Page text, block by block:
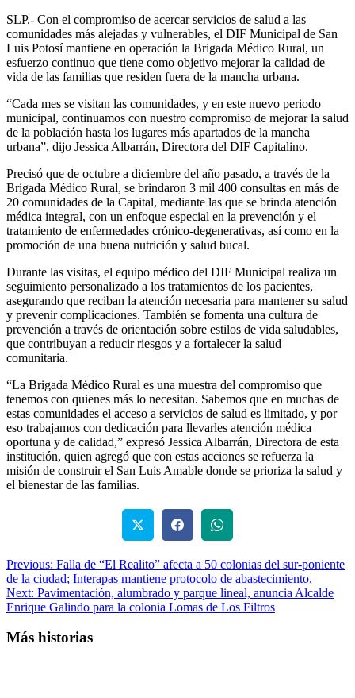
SLP.- Con el compromiso de acercar servicios de salud a las
comunidades más alejadas y vulnerables, el DIF Municipal de San
Luis Potosí mantiene en operación la Brigada Médico Rural, un
esfuerzo continuo que tiene como objetivo mejorar la calidad de
vida de las familias que residen fuera de la mancha urbana.
“Cada mes se visitan las comunidades, y en este nuevo periodo
municipal, continuamos con nuestro compromiso de mejorar la salud
de la población hasta los lugares más apartados de la mancha
urbana”, dijo Jessica Albarrán, Directora del DIF Capitalino.
Precisó que de octubre a diciembre del año pasado, a través de la
Brigada Médico Rural, se brindaron 3 mil 400 consultas en más de
20 comunidades de la Capital, mediante las que se brinda atención
médica integral, con un enfoque especial en la prevención y el
tratamiento de enfermedades crónico-degenerativas, así como en la
promoción de una buena nutrición y salud bucal.
Durante las visitas, el equipo médico del DIF Municipal realiza un
seguimiento personalizado a los tratamientos de los pacientes,
asegurando que reciban la atención necesaria para mantener su salud
y prevenir complicaciones. También se fomenta una cultura de
prevención a través de orientación sobre estilos de vida saludables,
que contribuyan a reducir riesgos y a fortalecer la salud
comunitaria.
“La Brigada Médico Rural es una muestra del compromiso que
tenemos con quienes más lo necesitan. Sabemos que en muchas de
estas comunidades el acceso a servicios de salud es limitado, y por
eso trabajamos con dedicación para llevarles atención médica
oportuna y de calidad,” expresó Jessica Albarrán, Directora de esta
institución, quien agregó que con estas acciones se refuerza la
misión de construir el San Luis Amable donde se prioriza la salud y
el bienestar de las familias.
Post
navigation
Previous: Falla de “El Realito” afecta a 50 colonias del sur-poniente
de la ciudad; Interapas mantiene protocolo de abastecimiento.
Next: Pavimentación, alumbrado y parque lineal, anuncia Alcalde
Enrique Galindo para la colonia Lomas de Los Filtros
Más historias